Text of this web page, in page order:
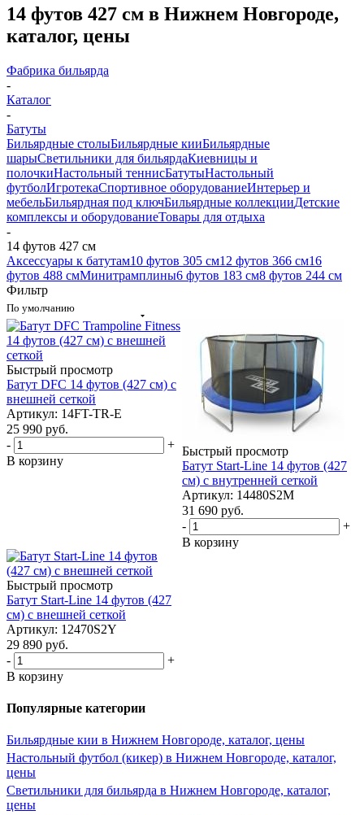
14 футов 427 см в Нижнем Новгороде,
каталог, цены
Фабрика бильярда
-
Каталог
-
Батуты
Бильярдные столыБильярдные кииБильярдные
шарыСветильники для бильярдаКиевницы и
полочкиНастольный теннисБатутыНастольный
футболИгротекаСпортивное оборудованиеИнтерьер и
мебельБильярдная под ключБильярдные коллекцииДетские
комплексы и оборудованиеТовары для отдыха
-
14 футов 427 см
Аксессуары к батутам10 футов 305 см12 футов 366 см16
футов 488 смМинитрамплины6 футов 183 см8 футов 244 см
Фильтр
По умолчанию
Быстрый просмотр
Батут DFC 14 футов (427 см) с
внешней сеткой
Артикул: 14FT-TR-E
25 990 руб.
-
+
В корзину
Быстрый просмотр
Батут Start-Line 14 футов (427
см) с внутренней сеткой
Артикул: 14480S2M
31 690 руб.
-
+
В корзину
Быстрый просмотр
Батут Start-Line 14 футов (427
см) с внешней сеткой
Артикул: 12470S2Y
29 890 руб.
-
+
В корзину
Популярные категории
Бильярдные кии в Нижнем Новгороде, каталог, цены
Настольный футбол (кикер) в Нижнем Новгороде, каталог,
цены
Светильники для бильярда в Нижнем Новгороде, каталог,
цены